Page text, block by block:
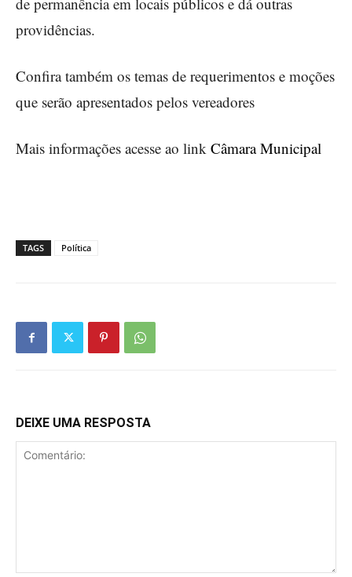
providências.
Confira também os temas de requerimentos e moções
que serão apresentados pelos vereadores
Mais informações acesse ao link Câmara Municipal
TAGS Política
DEIXE UMA RESPOSTA